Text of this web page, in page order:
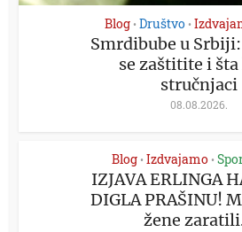
Blog • Društvo •
Smrdibube u
se zaštitite i šta
stručnjaci
08.08.2026.
Blog • Izdvajamo •
IZJAVA ERLINGA
DIGLA PRAŠINU!
žene